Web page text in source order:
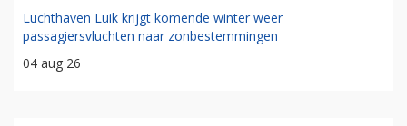
Luchthaven Luik krijgt komende winter weer
passagiersvluchten naar zonbestemmingen
04 aug 26